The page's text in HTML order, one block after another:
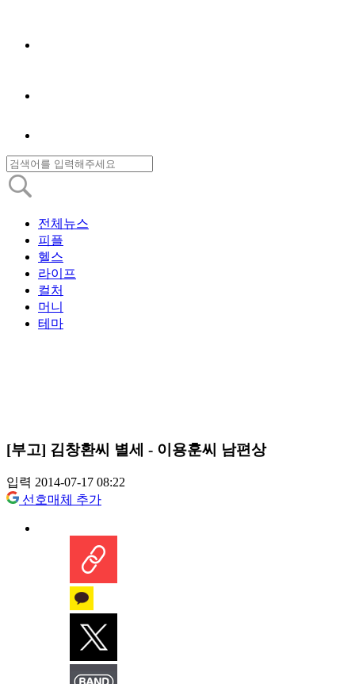
전체뉴스
피플
헬스
라이프
컬처
머니
테마
[부고] 김창환씨 별세 - 이용훈씨 남편상
입력 2014-07-17 08:22
선호매체 추가